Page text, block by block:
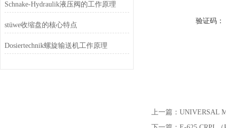
Schnake-Hydraulik液压阀的工作原理
stüwe收缩盘的核心特点
Dosiertechnik螺旋输送机工作原理
验证码：
上一篇： UNIVERSAL